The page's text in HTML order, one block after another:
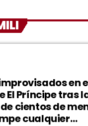
en
El Príncipe tras
cientos de
cualquier